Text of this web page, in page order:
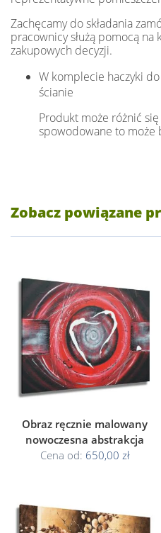
Zachęcamy do składania
pracownicy służą pomocą
zakupowych decyzji.
W komplecie haczyki
ścianie
Produkt może różnić
spowodowane to może
Zobacz powiązane
Obraz ręcznie malowany
nowoczesna abstrakcja
Cena od: 650,00 zł